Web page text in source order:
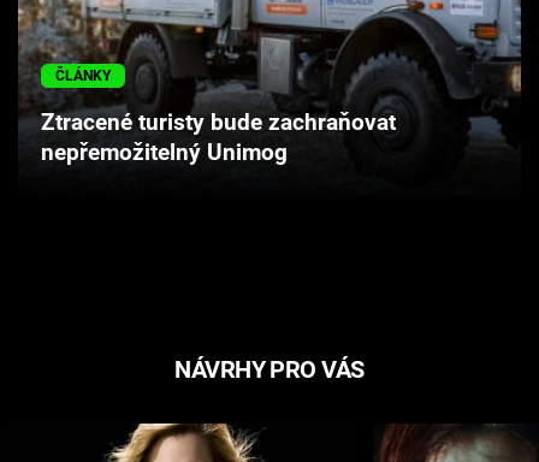
Cool Esport
Pořady
ČLÁNKY
Ztracené turisty bude zachraňovat
nepřemožitelný Unimog
NÁVRHY PRO VÁS